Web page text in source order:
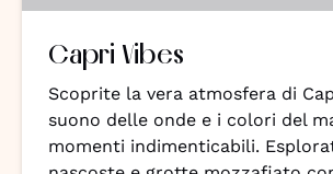
Capri Vibes
Scoprite la vera atmosfera di
suono delle onde e i colori del
momenti indimenticabili.